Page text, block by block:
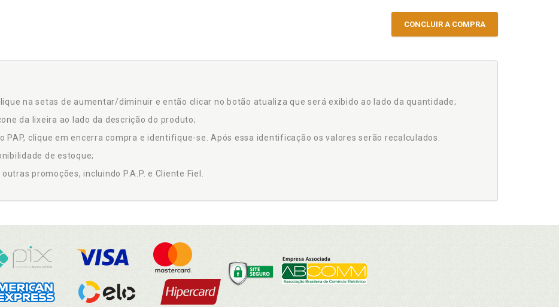
CONCLUIR A COMPRA
na setas de aumentar/diminuir e então clicar no botão atualiza que será exibido ao lado da quantidade;
da lixeira ao lado da descrição do produto;
PAP, clique em encerra compra e identifique-se. Após essa identificação os valores serão recalculados.
de estoque;
promoções, incluindo P.A.P. e Cliente Fiel.